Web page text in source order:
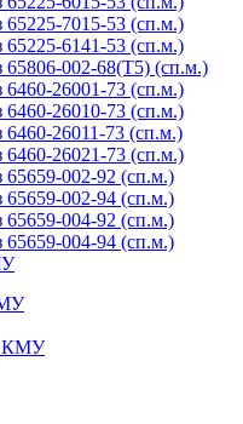
65225-7015-53 (сп.м.)
65225-6141-53 (сп.м.)
65806-002-68(T5) (сп.м.)
6460-26001-73 (сп.м.)
6460-26010-73 (сп.м.)
6460-26011-73 (сп.м.)
6460-26021-73 (сп.м.)
65659-002-92 (сп.м.)
65659-002-94 (сп.м.)
65659-004-92 (сп.м.)
65659-004-94 (сп.м.)
КМУ